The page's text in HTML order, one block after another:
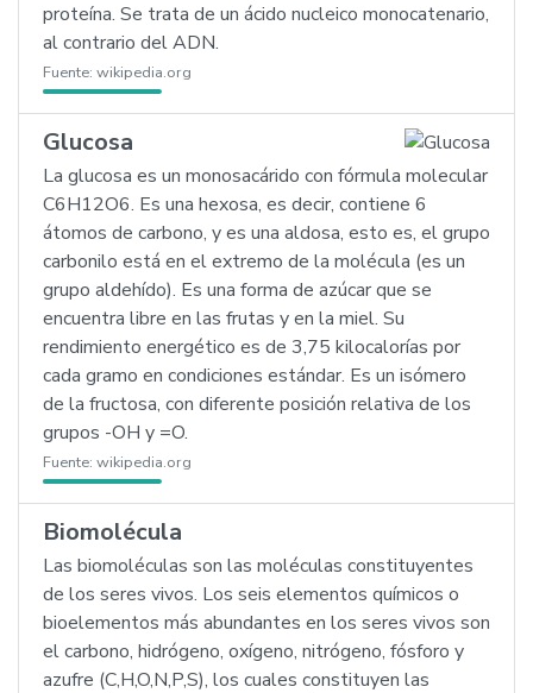
proteína. Se trata de un ácido nucleico monocatenario,
al contrario del ADN.
Fuente: wikipedia.org
Glucosa
La glucosa es un monosacárido con fórmula molecular
C6H12O6. Es una hexosa, es decir, contiene 6
átomos de carbono, y es una aldosa, esto es, el grupo
carbonilo está en el extremo de la molécula (es un
grupo aldehído). Es una forma de azúcar que se
encuentra libre en las frutas y en la miel. Su
rendimiento energético es de 3,75 kilocalorías por
cada gramo en condiciones estándar. Es un isómero
de la fructosa, con diferente posición relativa de los
grupos -OH y =O.
Fuente: wikipedia.org
Biomolécula
Las biomoléculas son las moléculas constituyentes
de los seres vivos. Los seis elementos químicos o
bioelementos más abundantes en los seres vivos son
el carbono, hidrógeno, oxígeno, nitrógeno, fósforo y
azufre (C,H,O,N,P,S), los cuales constituyen las